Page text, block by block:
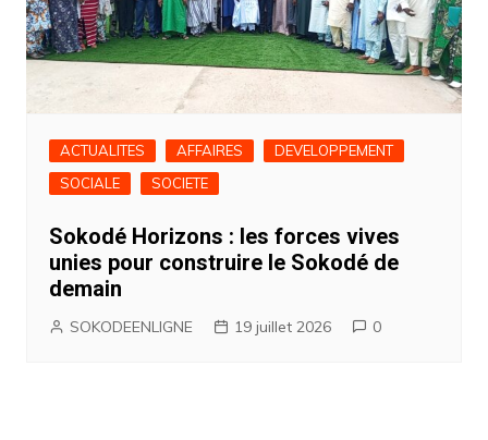
ACTUALITES AFFAIRES
DEVELOPPEMENT
SOCIALE
SOCIETE
Sokodé Horizons : les forces vives
unies pour construire le Sokodé de
demain
SOKODEENLIGNE 19 juillet 2026 0